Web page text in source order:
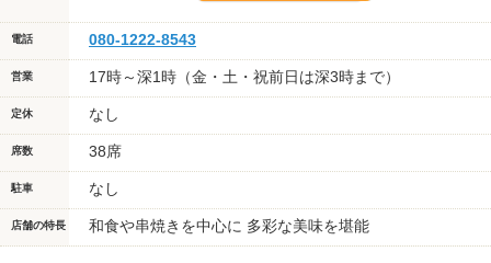
電話 080-1222-8543
営業 17時～深1時（金・土・祝前日は深3時まで）
定休 なし
席数 38席
駐車 なし
店舗の特長 和食や串焼きを中心に 多彩な美味を堪能